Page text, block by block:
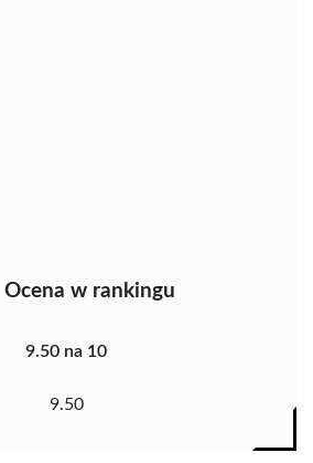
Ocena w rankingu
9.50 na 10
9.50